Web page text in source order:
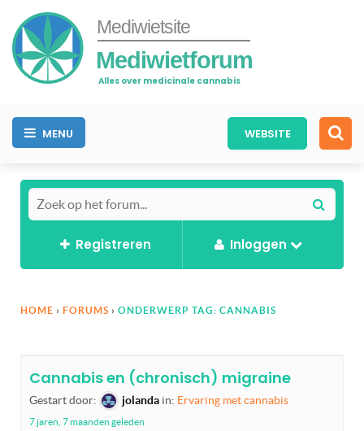
Mediwietsite
Mediwietforum
Alles over medicinale cannabis
MENU WEBSITE
Registreren Inloggen
HOME › FORUMS › ONDERWERP TAG: CANNABIS
Cannabis en (chronisch) migraine
Gestart door: jolanda in: Ervaring met cannabis
7 jaren, 7 maanden geleden